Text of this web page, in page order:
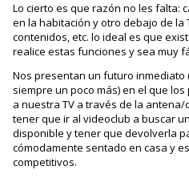
Lo cierto es que razón no les falta:
en la habitación y otro debajo de la
contenidos, etc. lo ideal es que
realice estas funciones y sea muy
Nos presentan un futuro
siempre un poco más) en el que
a nuestra TV a través de la
tener que ir al videoclub a buscar
disponible y tener que devolverla
cómodamente sentado en casa y
competitivos.